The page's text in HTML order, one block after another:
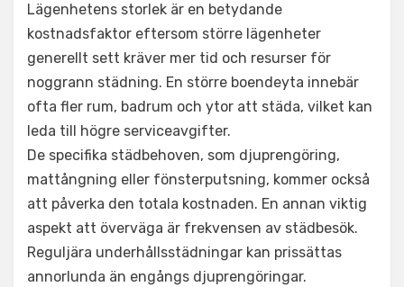
Lägenhetens storlek är en betydande
kostnadsfaktor eftersom större lägenheter
generellt sett kräver mer tid och resurser för
noggrann städning. En större boendeyta innebär
ofta fler rum, badrum och ytor att städa, vilket kan
leda till högre serviceavgifter.
De specifika städbehoven, som djuprengöring,
mattångning eller fönsterputsning, kommer också
att påverka den totala kostnaden. En annan viktig
aspekt att överväga är frekvensen av städbesök.
Reguljära underhållsstädningar kan prissättas
annorlunda än engångs djuprengöringar.